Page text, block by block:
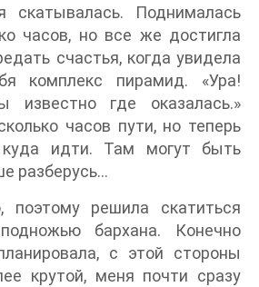
Поднималась
часов, но все же достигла
счастья, когда увидела
комплекс пирамид. «Ура!
известно где оказалась.»
часов пути, но теперь
идти. Там могут быть
разберусь…
решила скатиться
бархана. Конечно
с этой стороны
крутой, меня почти сразу